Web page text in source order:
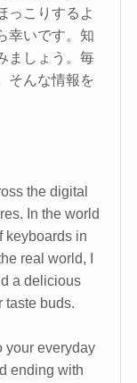
っこりするよ
幸いです。知
ましょう。毎
そんな情報を
the digital
In the world
keyboards in
real world, I
a delicious
taste buds.
your everyday
ending with